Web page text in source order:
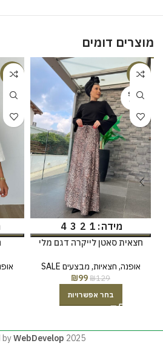
מוצרים דומים
-23%
SOLD
OUT
מידה 1
2
3
4
חצאית סאטן לייקרה דגם מלי
אופנה, חצאיות, מבצעים SALE
₪129
₪99
בחר אפשרויות
-18%
byWebDevelop 2025